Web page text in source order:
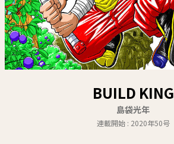
イチオシ情報
漫画賞
関連情報
BUILD KING
島袋光年
連載開始 : 2020年50号